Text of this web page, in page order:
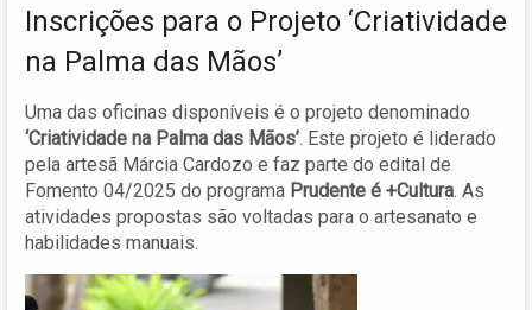
Inscrições para o Projeto ‘Criatividade
na Palma das Mãos’
Uma das oficinas disponíveis é o projeto denominado
‘Criatividade na Palma das Mãos’. Este projeto é liderado
pela artesã Márcia Cardozo e faz parte do edital de
Fomento 04/2025 do programa Prudente é +Cultura. As
atividades propostas são voltadas para o artesanato e
habilidades manuais.